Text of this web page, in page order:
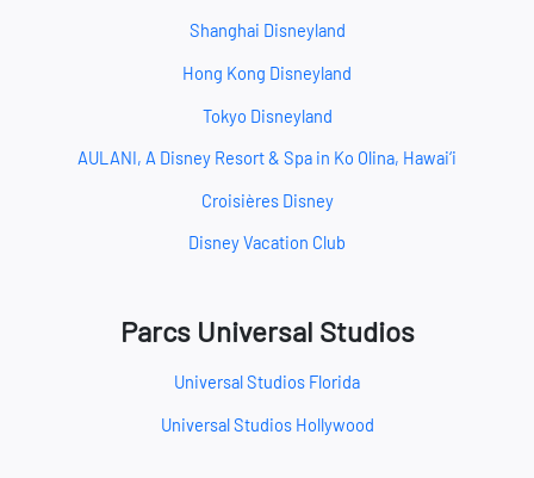
Shanghai Disneyland
Hong Kong Disneyland
Tokyo Disneyland
AULANI, A Disney Resort & Spa in Ko Olina, Hawai‘i
Croisières Disney
Disney Vacation Club
Parcs Universal Studios
Universal Studios Florida
Universal Studios Hollywood